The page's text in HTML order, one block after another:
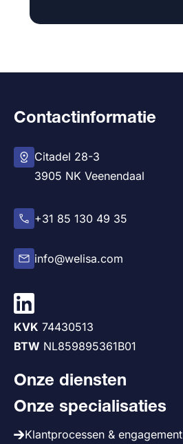
Contactinformatie
Citadel 28-3
3905 NK Veenendaal
+31 85 130 49 35
info@welisa.com
KVK 74430513
BTW NL859895361B01
Onze diensten
Onze specialisaties
Klantprocessen & engagement